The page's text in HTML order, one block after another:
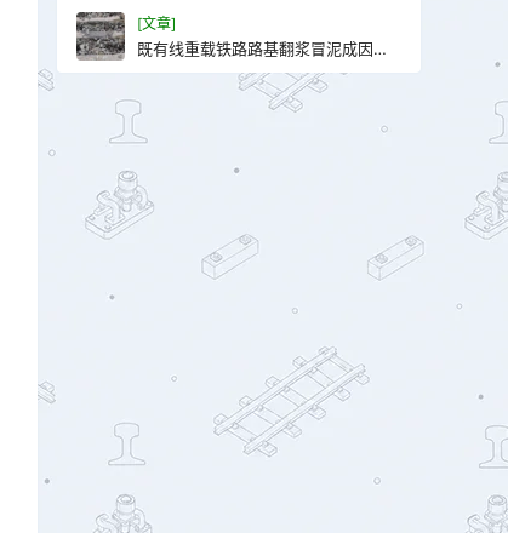
[文章]
既有线重载铁路路基翻浆冒泥成因及